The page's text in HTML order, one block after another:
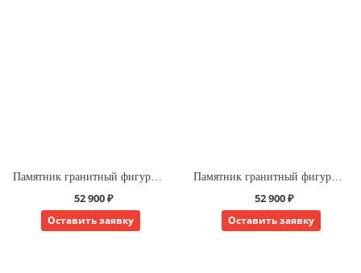
52 900 ₽
Оставить заявку
52 900 ₽
Оставить заявку